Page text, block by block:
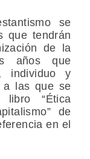
se
que tendrán
de la
años que
individuo y
a las que se
“Ética
de
en el